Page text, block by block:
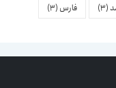
فارس(3)